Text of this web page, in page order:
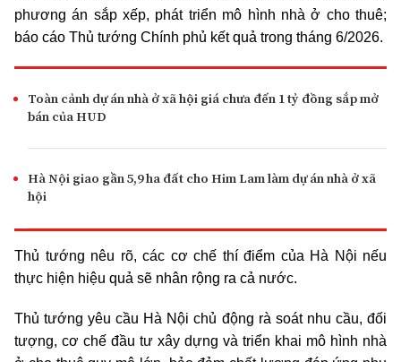
phương án sắp xếp, phát triển mô hình nhà ở cho thuê;
báo cáo Thủ tướng Chính phủ kết quả trong tháng 6/2026.
Toàn cảnh dự án nhà ở xã hội giá chưa đến 1 tỷ đồng sắp mở
bán của HUD
Hà Nội giao gần 5,9 ha đất cho Him Lam làm dự án nhà ở xã
hội
Thủ tướng nêu rõ, các cơ chế thí điểm của Hà Nội nếu
thực hiện hiệu quả sẽ nhân rộng ra cả nước.
Thủ tướng yêu cầu Hà Nội chủ động rà soát nhu cầu, đối
tượng, cơ chế đầu tư xây dựng và triển khai mô hình nhà